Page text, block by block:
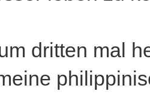
dritten mal